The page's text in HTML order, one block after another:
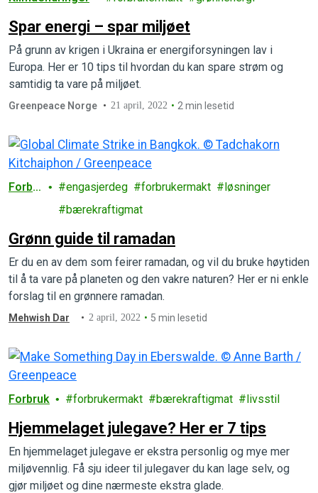
Spar energi – spar miljøet
På grunn av krigen i Ukraina er energiforsyningen lav i
Europa. Her er 10 tips til hvordan du kan spare strøm og
samtidig ta vare på miljøet.
Greenpeace Norge 21 april, 2022 2 min lesetid
Forbr
engasjerdeg forbrukermakt
løsninger
bærekraftigmat
Grønn guide til ramadan
Er du en av dem som feirer ramadan, og vil du bruke høytiden
til å ta vare på planeten og den vakre naturen? Her er ni enkle
forslag til en grønnere ramadan.
Mehwish Dar 2 april, 2022 5 min lesetid
Forbruk forbrukermakt bærekraftigmat livsstil
Hjemmelaget julegave? Her er 7 tips
En hjemmelaget julegave er ekstra personlig og mye mer
miljøvennlig. Få sju ideer til julegaver du kan lage selv, og
gjør miljøet og dine nærmeste ekstra glade.